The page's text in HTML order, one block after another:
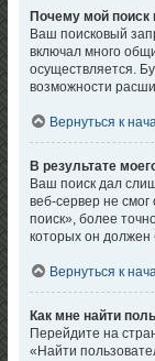
Почему мой поиск
Ваш поисковый
включал много
осуществляется.
возможности
Вернуться к
В результате
Ваш поиск дал
веб-сервер не
поиск», более
которых он
Вернуться к
Как мне найти
Перейдите на
«Найти